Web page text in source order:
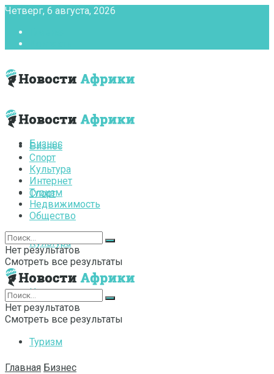
Четверг, 6 августа, 2026
Бизнес
Спорт
Культура
Интернет
Туризм
Бизнес
Спорт
Культура
Интернет
Туризм
Недвижимость
Общество
Нет результатов
Смотреть все результаты
Нет результатов
Смотреть все результаты
Главная Бизнес